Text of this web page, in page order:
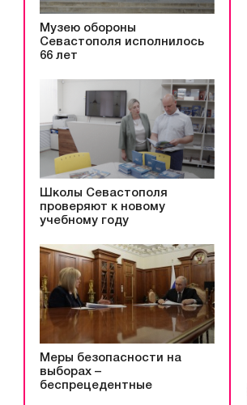
Музею обороны
Севастополя исполнилось
66 лет
Школы Севастополя
проверяют к новому
учебному году
Меры безопасности на
выборах –
беспрецедентные